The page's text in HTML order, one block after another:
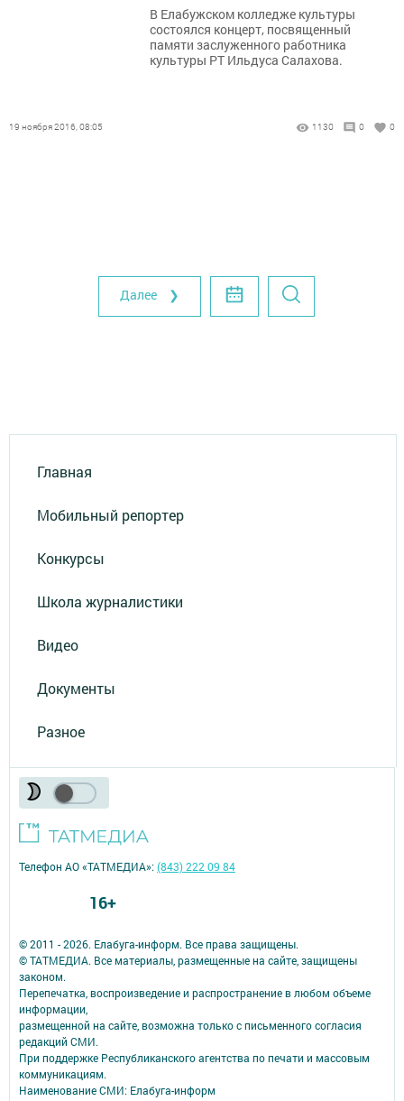
В Елабужском колледже культуры
состоялся концерт, посвященный
памяти заслуженного работника
культуры РТ Ильдуса Салахова.
19 ноября 2016, 08:05 1130 0 0
Далее ❯
Главная
Мобильный репортер
Конкурсы
Школа журналистики
Видео
Документы
Разное
© 2011 - 2026. Елабуга-информ. Все права защищены.
© ТАТМЕДИА. Все материалы, размещенные на сайте, защищены
законом.
Перепечатка, воспроизведение и распространение в любом объеме
информации,
размещенной на сайте, возможна только с письменного согласия
редакций СМИ.
При поддержке Республиканского агентства по печати и массовым
коммуникациям.
Наименование СМИ: Елабуга-информ
Телефон АО «ТАТМЕДИА»:(843) 222 09 84
16+